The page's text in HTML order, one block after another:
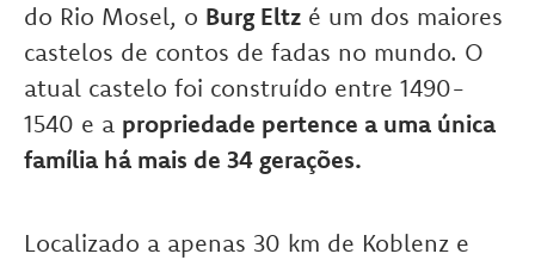
do Rio Mosel, o Burg Eltz é um dos maiores
castelos de contos de fadas no mundo. O
atual castelo foi construído entre 1490-
1540 e a propriedade pertence a uma única
família há mais de 34 gerações.
Localizado a apenas 30 km de Koblenz e